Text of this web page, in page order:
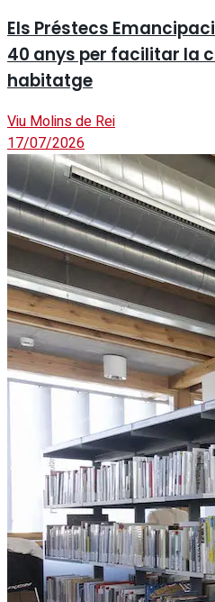
Els Préstecs
40 anys per facilitar la
habitatge
Viu Molins de Rei
17/07/2026